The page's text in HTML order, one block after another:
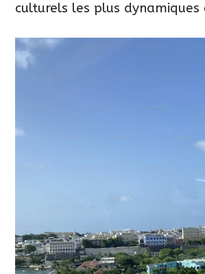
culturels les plus dynamiques